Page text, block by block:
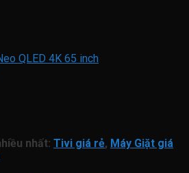
QLED 4K 65 inch
nhất: Tivi giá rẻ, Máy Giặt giá